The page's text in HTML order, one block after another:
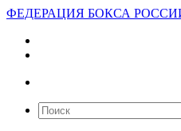
ФЕДЕРАЦИЯ БОКСА